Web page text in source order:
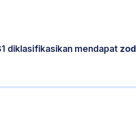
diklasifikasikan mendapat